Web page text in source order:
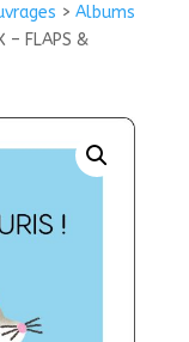
> Albums
– FLAPS &